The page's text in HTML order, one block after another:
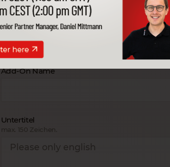
Ich bin ein SAP Business One Partner
Add-On Name
Untertitel
max. 150 Zeichen.